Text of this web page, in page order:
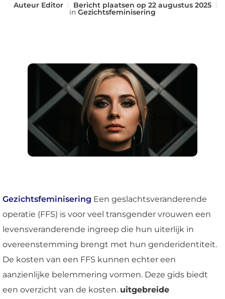
Auteur Editor Bericht plaatsen op 22 augustus 2025
in Gezichtsfeminisering
Gezichtsfeminisering Een geslachtsveranderende
operatie (FFS) is voor veel transgender vrouwen een
levensveranderende ingreep die hun uiterlijk in
overeenstemming brengt met hun genderidentiteit.
De kosten van een FFS kunnen echter een
aanzienlijke belemmering vormen. Deze gids biedt
een overzicht van de kosten. uitgebreide